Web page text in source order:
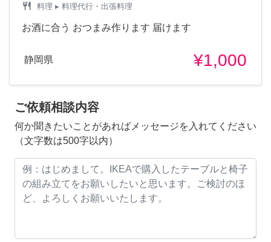
restaurant 料理 ▸ 料理代行・出張料理
お酒に合う おつまみ作ります 届けます
静岡県 ¥1,000
ご依頼相談内容
何か聞きたいことがあればメッセージを入れてください
（文字数は500字以内）